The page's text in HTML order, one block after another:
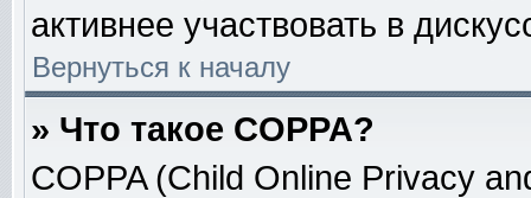
активнее участвовать в
Вернуться к началу
» Что такое COPPA?
COPPA (Child Online Privacy